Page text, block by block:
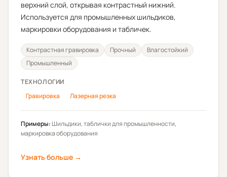
верхний слой, открывая контрастный нижний.
Используется для промышленных шильдиков,
маркировки оборудования и табличек.
Контрастная гравировка Прочный
Влагостойкий
Промышленный
ТЕХНОЛОГИИ
Гравировка
Лазерная резка
Примеры:Шильдики, таблички для промышленности,
маркировка оборудования
Узнать больше →